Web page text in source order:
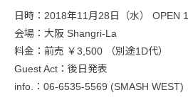
日時：2018年11月28日（水） OPEN
会場：大阪 Shangri-La
料金：前売 ￥3,500 （別途1D代）
Guest Act：後日発表
info.：06-6535-5569 (SMASH WEST)